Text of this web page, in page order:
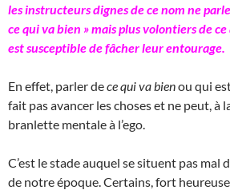
les instructeurs dignes de ce nom ne
ce qui va bien » mais plus volontiers de
est susceptible de fâcher leur entourage.
En effet, parler dece qui va bienou qui
fait pas avancer les choses et ne peut, à
branlette mentale à l’ego.
C’est le stade auquel se situent pas mal
de notre époque. Certains, fort